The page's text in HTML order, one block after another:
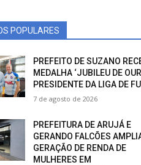
POPULARES
PREFEITO DE SUZANO
MEDALHA ‘JUBILEU DE
PRESIDENTE DA LIGA DE
7 de agosto de 2026
PREFEITURA DE ARUJÁ E
GERANDO FALCÕES
GERAÇÃO DE RENDA DE
MULHERES EM